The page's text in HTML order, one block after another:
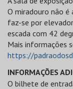
O miradouro não é
faz-se por
escada com 42
Mais informações
https://
INFORMAÇÕES
O bilhete de